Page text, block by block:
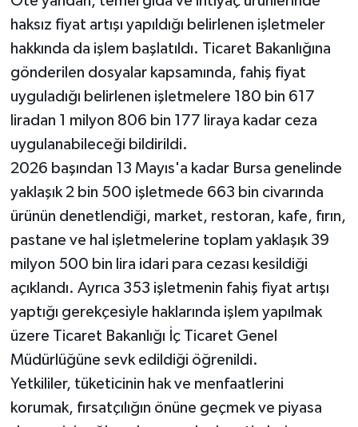
haksız fiyat artışı yapıldığı belirlenen işletmeler
hakkında da işlem başlatıldı. Ticaret Bakanlığına
gönderilen dosyalar kapsamında, fahiş fiyat
uyguladığı belirlenen işletmelere 180 bin 617
liradan 1 milyon 806 bin 177 liraya kadar ceza
uygulanabileceği bildirildi.
2026 başından 13 Mayıs'a kadar Bursa genelinde
yaklaşık 2 bin 500 işletmede 663 bin civarında
ürünün denetlendiği, market, restoran, kafe, fırın,
pastane ve hal işletmelerine toplam yaklaşık 39
milyon 500 bin lira idari para cezası kesildiği
açıklandı. Ayrıca 353 işletmenin fahiş fiyat artışı
yaptığı gerekçesiyle haklarında işlem yapılmak
üzere Ticaret Bakanlığı İç Ticaret Genel
Müdürlüğüne sevk edildiği öğrenildi.
Yetkililer, tüketicinin hak ve menfaatlerini
korumak, fırsatçılığın önüne geçmek ve piyasa